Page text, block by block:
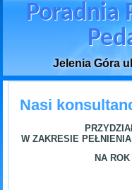
Poradnia
Jelenia Góra
Nasi
W ZAKRESIE
NA